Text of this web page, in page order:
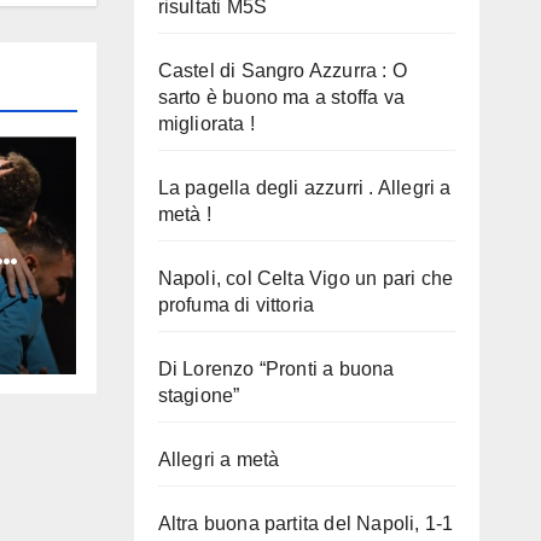
risultati M5S
Castel di Sangro Azzurra : O
sarto è buono ma a stoffa va
migliorata !
La pagella degli azzurri . Allegri a
metà !
Napoli, col Celta Vigo un pari che
profuma di vittoria
Di Lorenzo “Pronti a buona
stagione”
Allegri a metà
Altra buona partita del Napoli, 1-1